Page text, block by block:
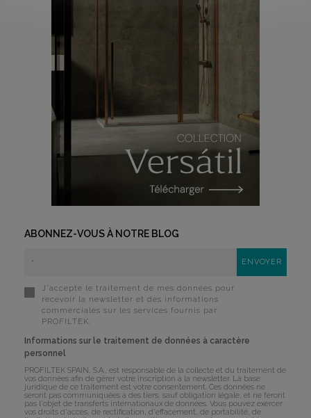
ABONNEZ-VOUS À NOTRE BLOG
J'accepte le traitement de mes données pour
recevoir la newsletter et des informations
commerciales sur les services fournis par
PROFILTEK.
Informations sur le traitement de données à caractère
personnel
PROFILTEK SPAIN, S.A., est responsable de la collecte et du traitement de
vos données afin de gérer votre inscription à la newsletter. La base
juridique de ce traitement est votre consentement. Ces données ne
seront pas communiquées à des tiers, sauf obligation légale, et ne feront
pas l'objet de transferts internationaux de données. Vous pouvez exercer
vos droits d'accès, de rectification, d'effacement, de portabilité, de